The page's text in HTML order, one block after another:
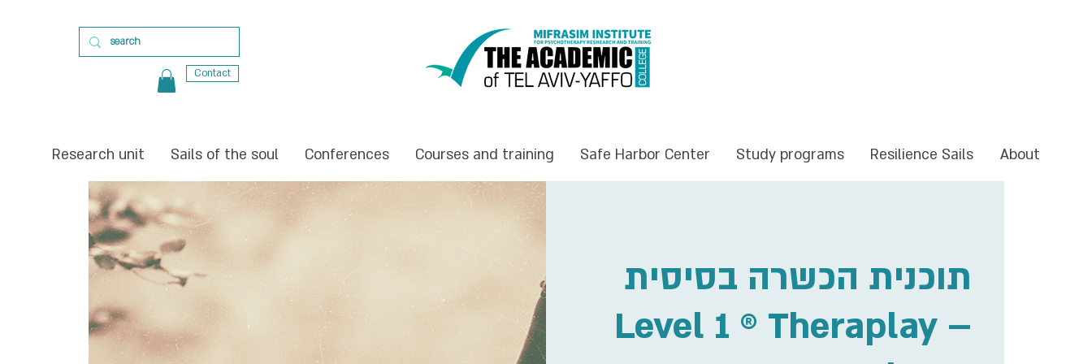
Contact
About
Resilience Sails
Study programs
Safe Harbor Center
Courses and training
Conferences
Sails of the soul
Research unit
תוכנית הכשרה בסיסית
Level 1 ® Theraplay –